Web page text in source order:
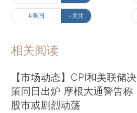
#美国 +关注
相关阅读
【市场动态】CPI和美联储决
策同日出炉 摩根大通警告称
股市或剧烈动荡